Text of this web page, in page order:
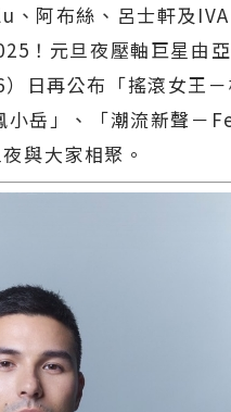
阿布絲、呂士軒及
！元旦夜壓軸巨星由
日再公布「搖滾女王
岳」、「潮流新聲－
與大家相聚。